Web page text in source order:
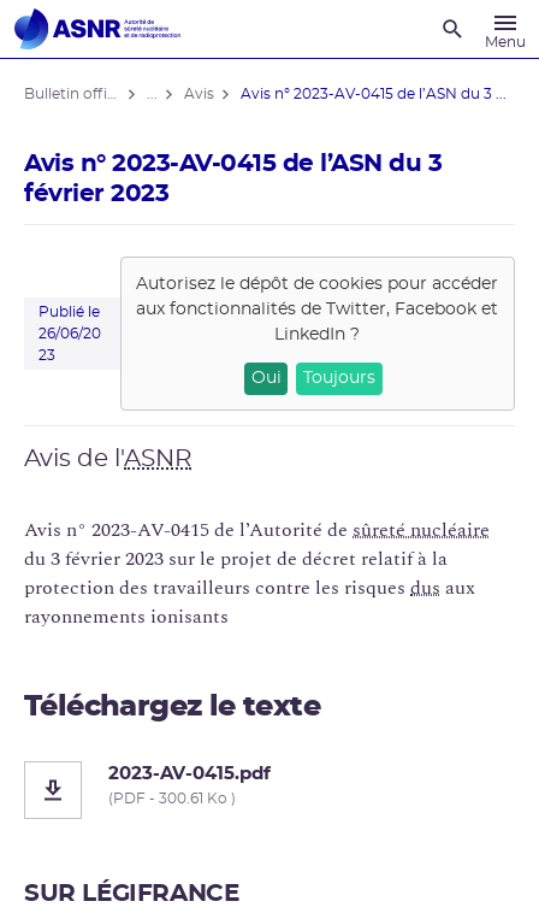
Menu
Avis Avis n° 2023-AV-0415 de l’ASN du 3 ...
Avis n° 2023-AV-0415 de l’ASN du 3
février 2023
Publié le
26/06/20
23
Autorisez le dépôt de cookies pour accéder
aux fonctionnalités deTwitter, Facebook et
LinkedIn ?
Oui Toujours
Avis de l'ASNR
Avis n° 2023-AV-0415 de l’Autorité de sûreté nucléaire
du 3 février 2023 sur le projet de décret relatif à la
protection des travailleurs contre les risques dus aux
rayonnements ionisants
Téléchargez le texte
2023-AV-0415.pdf
(PDF - 300.61 Ko )
SUR LÉGIFRANCE